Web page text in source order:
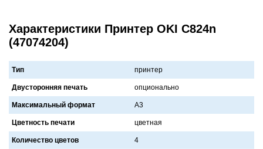
Характеристики Принтер OKI C824n
(47074204)
Тип принтер
Двусторонняя печать опционaльно
Максимальный формат A3
Цветность печати цветнaя
Количество цветов 4